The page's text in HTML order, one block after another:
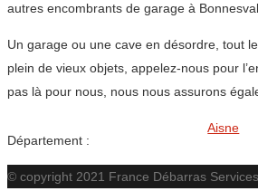
autres encombrants de garage à
Un garage ou une cave en désordre, tout
plein de vieux objets, appelez-nous pour
pas là pour nous, nous nous assurons
Département :
Aisne
© copyright 2021 France Débarras